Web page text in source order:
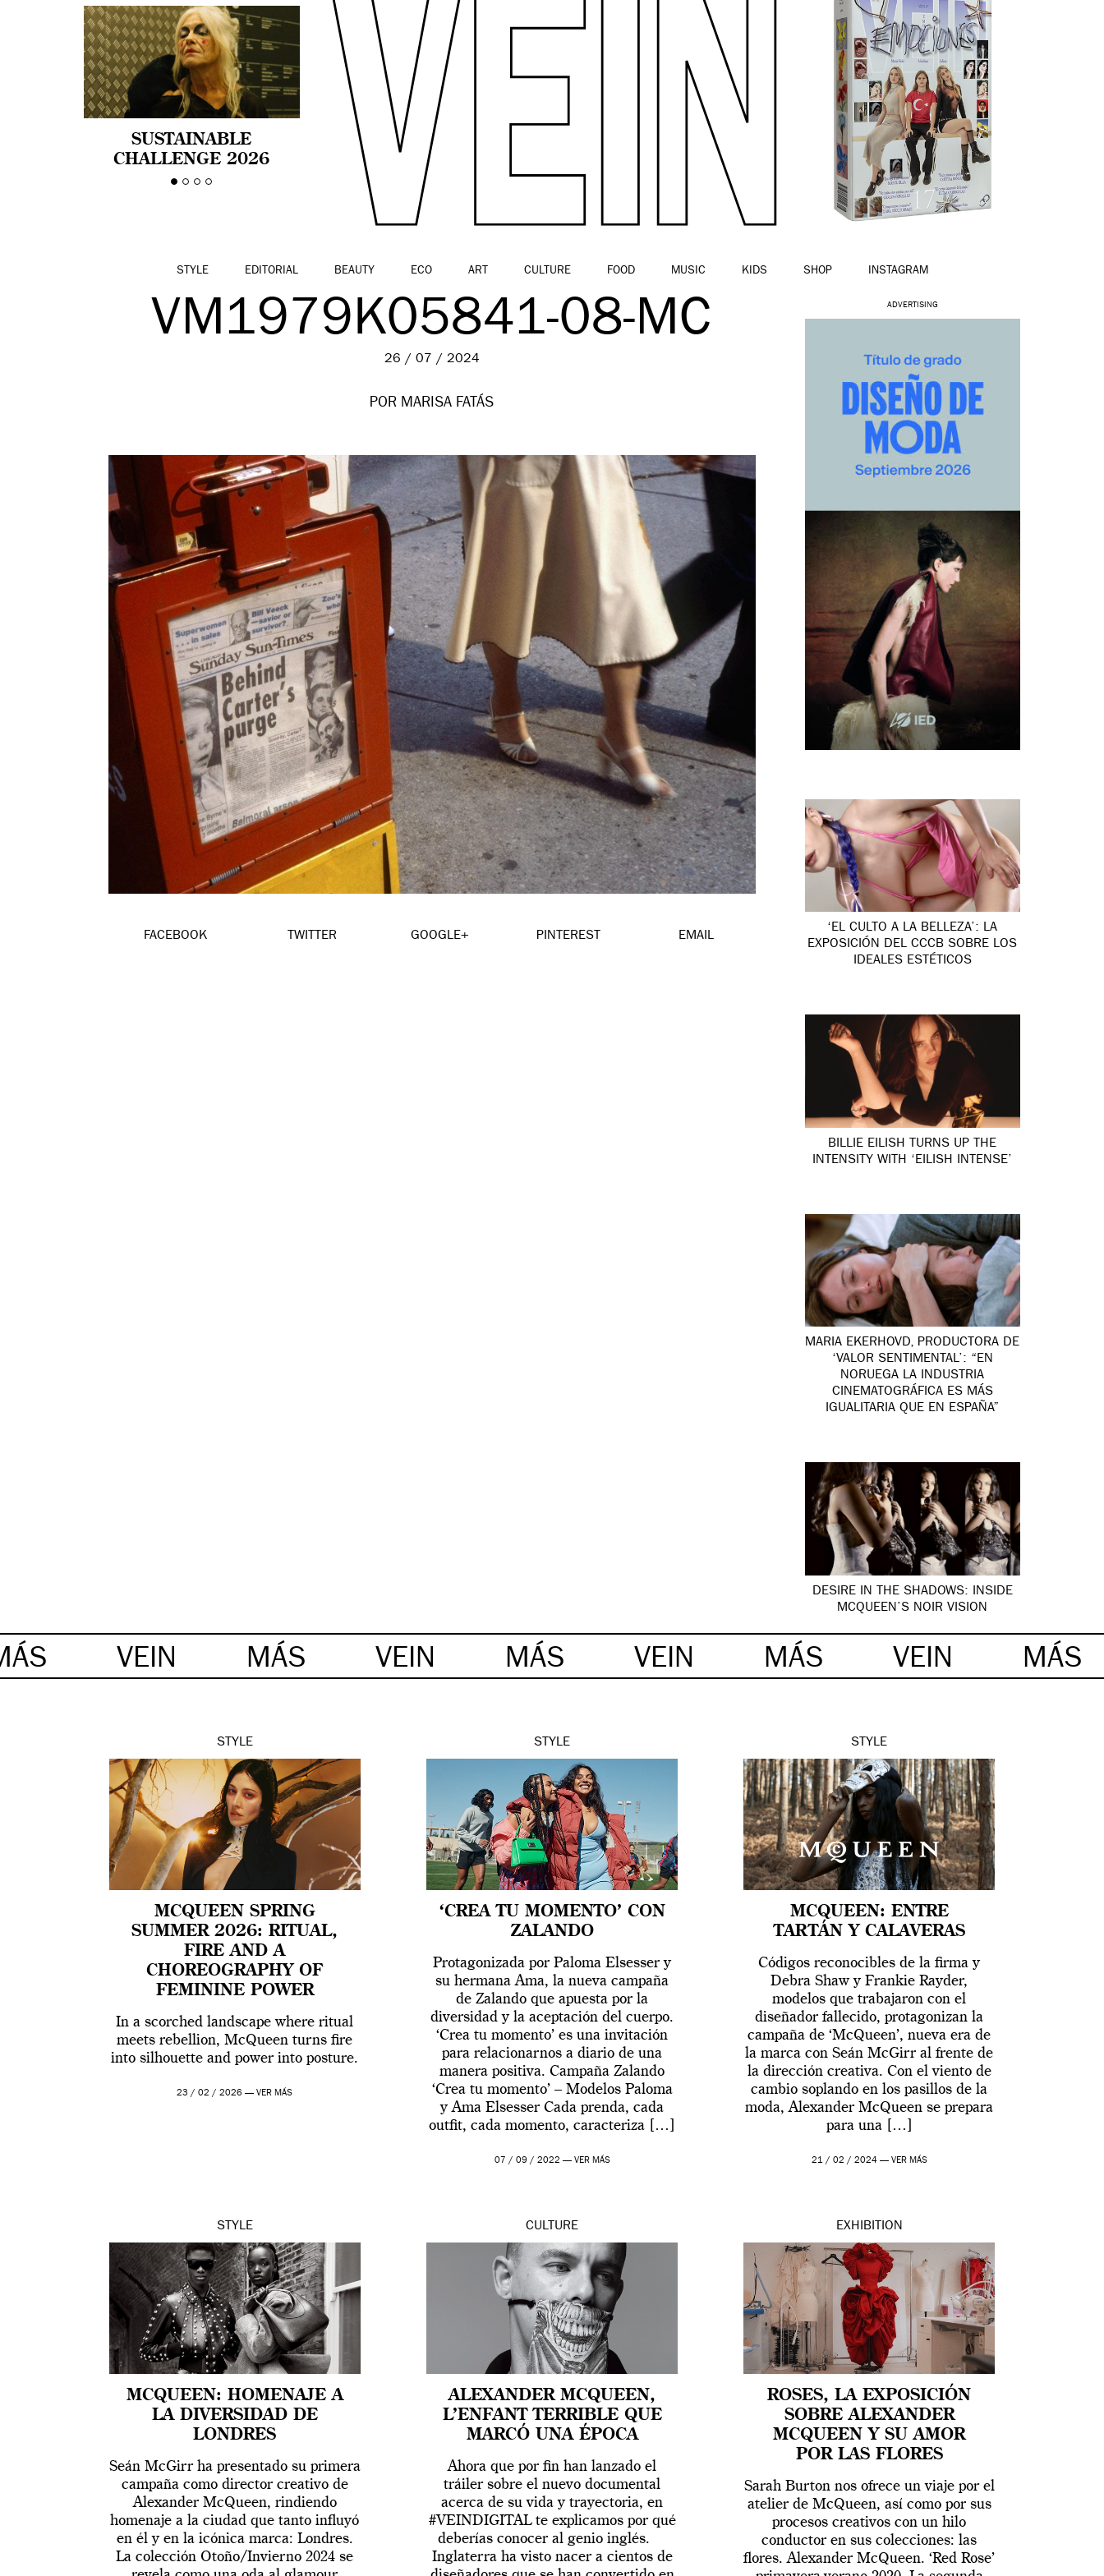
SUSTAINABLE
CHALLENGE 2026
CELEBRA LA
STYLE EDITORIAL BEAUTY ECO ART CULTURE FOOD MUSIC KIDS SHOP INSTAGRAM
VM1979K05841-08-MC
26 / 07 / 2024
POR MARISA FATÁS
FACEBOOK TWITTER GOOGLE+ PINTEREST EMAIL
ADVERTISING
‘EL CULTO A LA BELLEZA’: LA
EXPOSICIÓN DEL CCCB SOBRE LOS
IDEALES ESTÉTICOS
BILLIE EILISH TURNS UP THE
INTENSITY WITH ‘EILISH INTENSE’
MARIA EKERHOVD, PRODUCTORA DE
‘VALOR SENTIMENTAL’: “EN
NORUEGA LA INDUSTRIA
CINEMATOGRÁFICA ES MÁS
IGUALITARIA QUE EN ESPAÑA”
DESIRE IN THE SHADOWS: INSIDE
MCQUEEN’S NOIR VISION
VEIN MÁS VEIN MÁS VEIN MÁS VEIN MÁS
STYLE
MCQUEEN SPRING
SUMMER 2026: RITUAL,
FIRE AND A
CHOREOGRAPHY OF
FEMININE POWER
In a scorched landscape where ritual
meets rebellion, McQueen turns fire
into silhouette and power into posture.
23 / 02 / 2026 —VER MÁS
STYLE
‘CREA TU MOMENTO’ CON
ZALANDO
Protagonizada por Paloma Elsesser y
su hermana Ama, la nueva campaña
de Zalando que apuesta por la
diversidad y la aceptación del cuerpo.
‘Crea tu momento’ es una invitación
para relacionarnos a diario de una
manera positiva. Campaña Zalando
‘Crea tu momento’ – Modelos Paloma
y Ama Elsesser Cada prenda, cada
outfit, cada momento, caracteriza […]
07 / 09 / 2022 — VER MÁS
STYLE
MCQUEEN: ENTRE
TARTÁN Y CALAVERAS
Códigos reconocibles de la firma y
Debra Shaw y Frankie Rayder,
modelos que trabajaron con el
diseñador fallecido, protagonizan la
campaña de ‘McQueen’, nueva era de
la marca con Seán McGirr al frente de
la dirección creativa. Con el viento de
cambio soplando en los pasillos de la
moda, Alexander McQueen se prepara
para una […]
21 / 02 / 2024 — VER MÁS
STYLE
MCQUEEN: HOMENAJE A
LA DIVERSIDAD DE
LONDRES
Seán McGirr ha presentado su primera
campaña como director creativo de
Alexander McQueen, rindiendo
homenaje a la ciudad que tanto influyó
en él y en la icónica marca: Londres.
La colección Otoño/Invierno 2024 se
CULTURE
ALEXANDER MCQUEEN,
L’ENFANT TERRIBLE QUE
MARCÓ UNA ÉPOCA
Ahora que por fin han lanzado el
tráiler sobre el nuevo documental
acerca de su vida y trayectoria, en
#VEINDIGITAL te explicamos por qué
deberías conocer al genio inglés.
Inglaterra ha visto nacer a cientos de
EXHIBITION
ROSES, LA EXPOSICIÓN
SOBRE ALEXANDER
MCQUEEN Y SU AMOR
POR LAS FLORES
Sarah Burton nos ofrece un viaje por el
atelier de McQueen, así como por sus
procesos creativos con un hilo
conductor en sus colecciones: las
flores. Alexander McQueen. ‘Red Rose’